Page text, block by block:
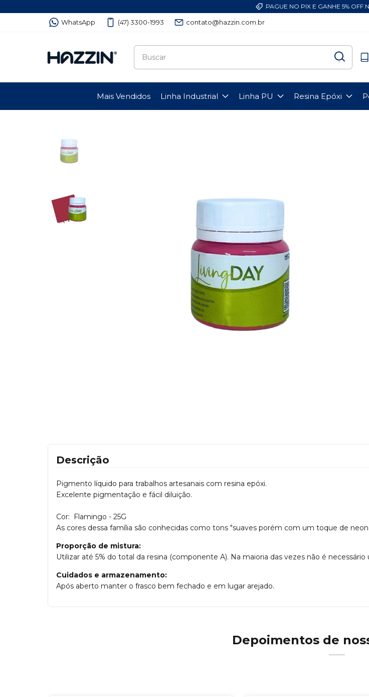
PAGUE NO PIX E GANHE 5% OFF
WhatsApp (47) 3300-1993 contato@hazzin.com.br
Mais Vendidos Linha Industrial Linha PU Resina Epóxi
Descrição
Pigmento líquido para trabalhos artesanais com resina epóxi.
Excelente pigmentação e fácil diluição.
Cor: Flamingo - 25G
As cores dessa família são conhecidas como tons "suaves porém com um toque de neon
Proporção de mistura:
Utilizar até 5% do total da resina (componente A). Na maioria das vezes não é
Cuidados e armazenamento:
Após aberto manter o frasco bem fechado e em lugar arejado.
Depoimentos de